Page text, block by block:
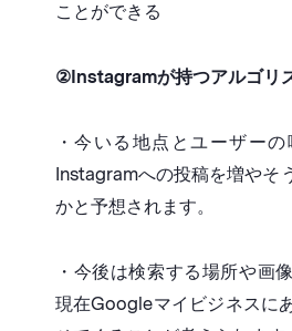
ことができる
②Instagramが持つアルゴリ
・今いる地点とユーザー
Instagramへの投稿を増やそ
かと予想されます。
・今後は検索する場所や画
現在Googleマイビジネスに